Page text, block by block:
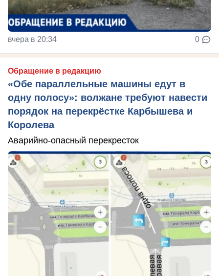
вчера в 20:34 0
Обращение в редакцию
«Обе параллельные машины едут в
одну полосу»: волжане требуют навести
порядок на перекрёстке Карбышева и
Королева
Аварийно-опасный перекресток